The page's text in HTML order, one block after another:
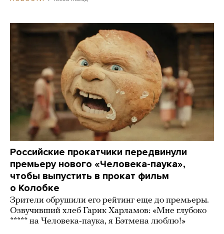
Российские прокатчики передвинули
премьеру нового «Человека-паука»,
чтобы выпустить в прокат фильм
о Колобке
Зрители обрушили его рейтинг еще до премьеры.
Озвучивший хлеб Гарик Харламов: «Мне глубоко
***** на Человека-паука, я Бэтмена люблю!»